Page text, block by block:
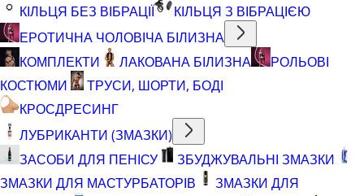
КІЛЬЦЯ БЕЗ ВІБРАЦІЇ
КІЛЬЦЯ З ВІБРАЦІЄЮ
ЕРОТИЧНА ЧОЛОВІЧА БІЛИЗНА
КОМПЛЕКТИ
ЛАКОВАНА БІЛИЗНА
РОЛЬОВІ
КОСТЮМИ
ТРУСИ, ШОРТИ, БОДІ
КРОСДРЕСИНГ
ЛУБРИКАНТИ (ЗМАЗКИ)
ЗАСОБИ ДЛЯ ПЕНІСУ
ЗБУДЖУВАЛЬНІ ЗМАЗКИ
ЗМАЗКИ ДЛЯ МАСТУРБАТОРІВ
ЗМАЗКИ ДЛЯ